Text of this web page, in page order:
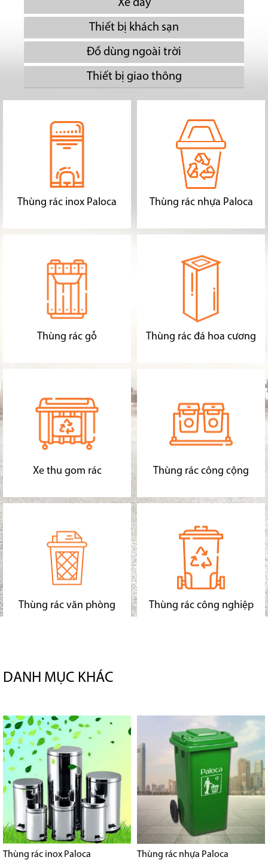
Xe đẩy
Thiết bị khách sạn
Đồ dùng ngoài trời
Thiết bị giao thông
Thùng rác inox Paloca Thùng rác nhựa Paloca
Thùng rác gỗ Thùng rác đá hoa cương
Xe thu gom rác Thùng rác công cộng
Thùng rác văn phòng Thùng rác công nghiệp
DANH MỤC KHÁC
Thùng rác inox Paloca Thùng rác nhựa Paloca